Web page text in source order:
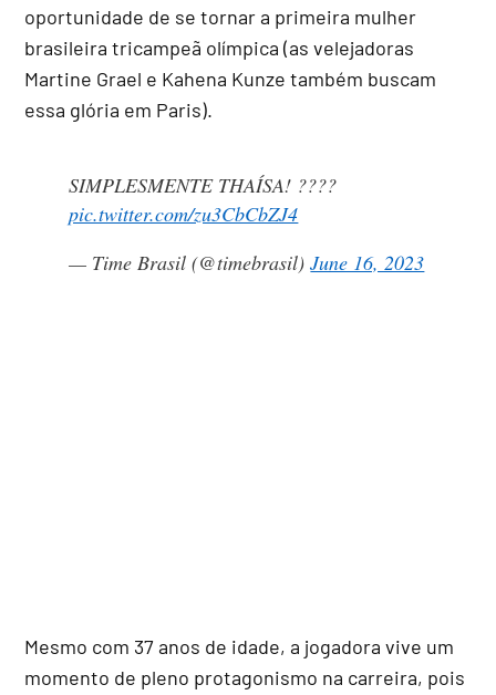
oportunidade de se tornar a primeira mulher
brasileira tricampeã olímpica (as velejadoras
Martine Grael e Kahena Kunze também buscam
essa glória em Paris).
SIMPLESMENTE THAÍSA! ????
pic.twitter.com/zu3CbCbZJ4
— Time Brasil (@timebrasil)June 16, 2023
Mesmo com 37 anos de idade, a jogadora vive um
momento de pleno protagonismo na carreira, pois